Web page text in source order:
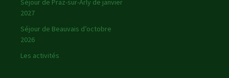
Séjour de Praz-sur-Arly de janvier
2027
Séjour de Beauvais d’octobre
2026
Les activités